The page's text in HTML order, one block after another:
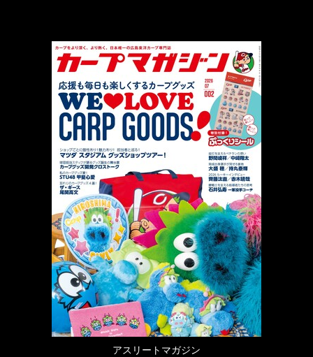
アスリートマガジン